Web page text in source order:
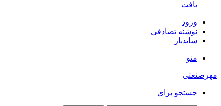
یافت
ورود
نوشته تصادفی
سایدبار
منو
مهرصنعتی
جستجو برای